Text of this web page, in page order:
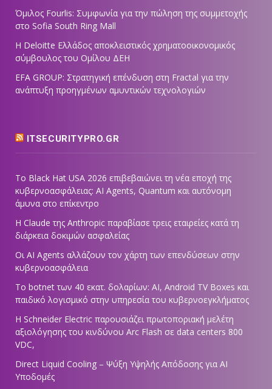
Όμιλος Fourlis: Συμφωνία για την πώληση της συμμετοχής
στο Sofia South Ring Mall
Η Deloitte Ελλάδος αποκλειστικός χρηματοοικονομικός
σύμβουλος του Ομίλου ΔΕΗ
EFA GROUP: Στρατηγική επένδυση στη Fractal για την
ανάπτυξη προηγμένων αμυντικών τεχνολογιών
ITSECURITYPRO.GR
Το Black Hat USA 2026 επιβεβαιώνει τη νέα εποχή της
κυβερνοασφάλειας: AI Agents, Quantum και αυτόνομη
άμυνα στο επίκεντρο
Η Claude της Anthropic παραβίασε τρεις εταιρείες κατά τη
διάρκεια δοκιμών ασφαλείας
Οι AI Agents αλλάζουν τον χάρτη των επενδύσεων στην
κυβερνοασφάλεια
Το botnet των 40 εκατ. δολαρίων: AI, Android TV Boxes και
παιδικό λογισμικό στην υπηρεσία του κυβερνοεγκλήματος
Η Schneider Electric παρουσιάζει πρωτοποριακή μελέτη
αξιολόγησης του κινδύνου Arc Flash σε data centers 800
VDC,
Direct Liquid Cooling – Ψύξη Υψηλής Απόδοσης για AI
Υποδομές